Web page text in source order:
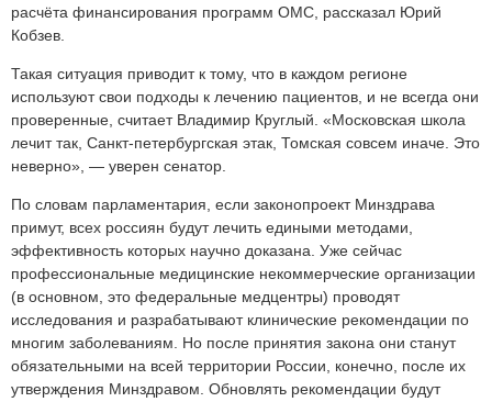
расчёта финансирования программ ОМС, рассказал Юрий
Кобзев.
Такая ситуация приводит к тому, что в каждом регионе
используют свои подходы к лечению пациентов, и не всегда они
проверенные, считает Владимир Круглый. «Московская школа
лечит так, Санкт-петербургская этак, Томская совсем иначе. Это
неверно», — уверен сенатор.
По словам парламентария, если законопроект Минздрава
примут, всех россиян будут лечить едиными методами,
эффективность которых научно доказана. Уже сейчас
профессиональные медицинские некоммерческие организации
(в основном, это федеральные медцентры) проводят
исследования и разрабатывают клинические рекомендации по
многим заболеваниям. Но после принятия закона они станут
обязательными на всей территории России, конечно, после их
утверждения Минздравом. Обновлять рекомендации будут